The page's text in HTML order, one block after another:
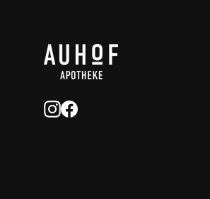
Instagram
Facebook